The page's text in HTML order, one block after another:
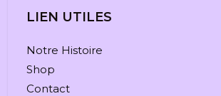
LIEN UTILES
Notre Histoire
Shop
Contact